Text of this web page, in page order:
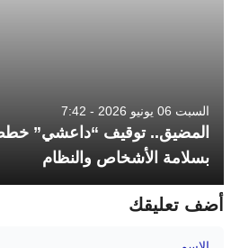
السبت 06 يونيو 2026 - 7:42
المضيق.. توقيف “داعشي”
بسلامة الأشخاص والنظام
أضف تعليقك